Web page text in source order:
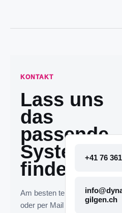
KONTAKT
Lass uns
das
passende
System
finden.
Am besten telefonisch
oder per Mail melden. Die
+41 76
gilgen.ch